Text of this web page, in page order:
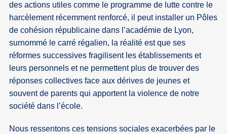
des actions utiles comme le programme de lutte contre le
harcèlement récemment renforcé, il peut installer un Pôles
de cohésion républicaine dans l’académie de Lyon,
surnommé le carré régalien, la réalité est que ses
réformes successives fragilisent les établissements et
leurs personnels et ne permettent plus de trouver des
réponses collectives face aux dérives de jeunes et
souvent de parents qui apportent la violence de notre
société dans l’école.
Nous ressentons ces tensions sociales exacerbées par le